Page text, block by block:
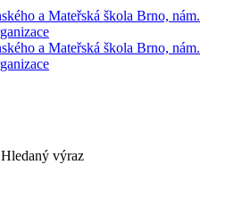
Hledaný výraz